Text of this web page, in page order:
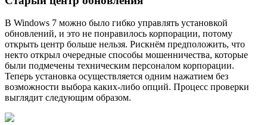
В Windows 7 можно было гибко управлять установкой
обновлений, и это не понравилось корпорации, потому
открыть центр больше нельзя. Рискнём предположить, что
некто открыл очередные способы мошенничества, которые
были подмечены техническим персоналом корпорации.
Теперь установка осуществляется одним нажатием без
возможности выбора каких-либо опций. Процесс проверки
выглядит следующим образом.